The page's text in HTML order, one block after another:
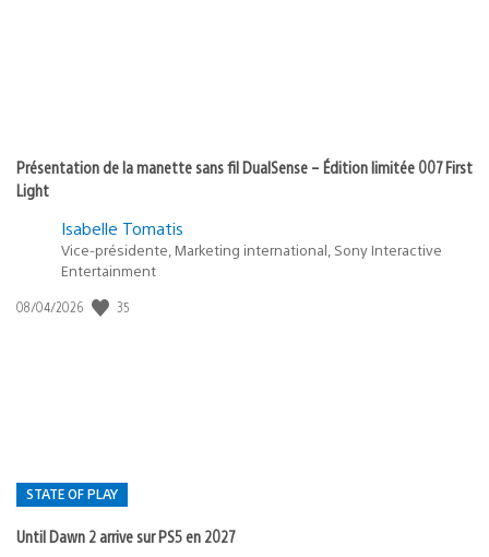
Présentation de la manette sans fil DualSense – Édition limitée 007 First
Light
Isabelle Tomatis
Vice-présidente, Marketing international, Sony Interactive
Entertainment
Date
08/04/2026 35
STATE OF PLAY
Until Dawn 2 arrive sur PS5 en 2027